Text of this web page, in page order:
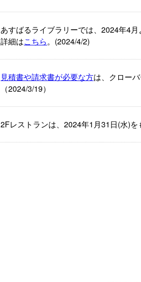
あすばるライブラリーでは、2024年4
詳細はこちら。(2024/4/2)
見積書や請求書が必要な方は、クロー
（2024/3/19）
2Fレストランは、2024年1月31日(水)を